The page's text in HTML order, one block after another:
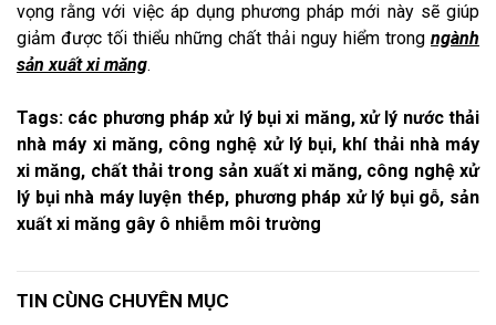
vọng rằng với việc áp dụng phương pháp mới này sẽ giúp
giảm được tối thiểu những chất thải nguy hiểm trong ngành
sản xuất xi măng.
Tags: các phương pháp xử lý bụi xi măng, xử lý nước thải
nhà máy xi măng, công nghệ xử lý bụi, khí thải nhà máy
xi măng, chất thải trong sản xuất xi măng, công nghệ xử
lý bụi nhà máy luyện thép, phương pháp xử lý bụi gỗ, sản
xuất xi măng gây ô nhiễm môi trường
TIN CÙNG CHUYÊN MỤC